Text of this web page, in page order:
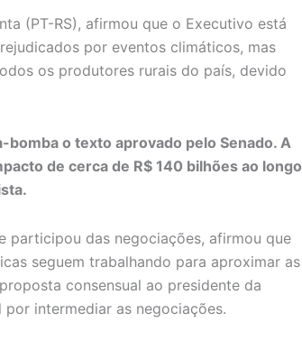
(PT-RS), afirmou que o Executivo está
por eventos climáticos, mas
os produtores rurais do país, devido
o texto aprovado pelo Senado. A
de cerca de R$ 140 bilhões ao longo
participou das negociações, afirmou que
seguem trabalhando para aproximar as
consensual ao presidente da
intermediar as negociações.